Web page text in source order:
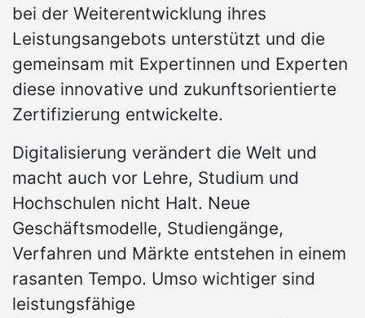
bei der Weiterentwicklung ihres
Leistungsangebots unterstützt und die
gemeinsam mit Expertinnen und Experten
diese innovative und zukunftsorientierte
Zertifizierung entwickelte.
Digitalisierung verändert die Welt und
macht auch vor Lehre, Studium und
Hochschulen nicht Halt. Neue
Geschäftsmodelle, Studiengänge,
Verfahren und Märkte entstehen in einem
rasanten Tempo. Umso wichtiger sind
leistungsfähige